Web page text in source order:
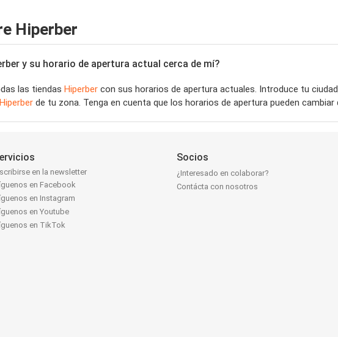
Hiperber
y su horario de apertura actual cerca de mí?
las tiendas Hiperber con sus horarios de apertura actuales. Introduce tu
Hiperber de tu zona. Tenga en cuenta que los horarios de apertura pueden
en la newsletter
en Facebook
en Instagram
en Youtube
en TikTok
Socios
¿Interesado en colaborar?
Contácta con nosotros